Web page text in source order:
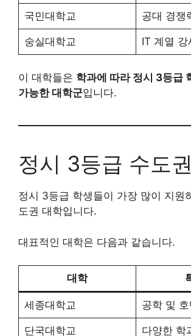
국민대학교 공대 경쟁
숭실대학교 IT 계열 강
이 대학들은 학과에 따라 정시 3등급
가능한 대학군입니다.
정시 3등급 수도
정시 3등급 학생들이 가장 많이 지원
도권 대학입니다.
대표적인 대학은 다음과 같습니다.
대학
세종대학교 공학 및
단국대학교 다양한 학